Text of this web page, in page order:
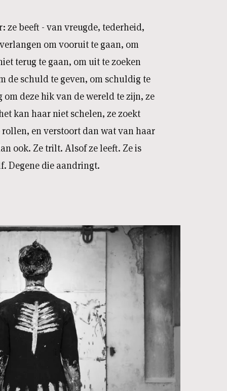
ze beeft - van vreugde, tederheid,
om vooruit te gaan, om
terug te gaan, om uit te zoeken
de schuld te geven, om schuldig te
deze hik van de wereld te zijn, ze
kan haar niet schelen, ze zoekt
rollen, en verstoort dan wat van haar
ook. Ze trilt. Alsof ze leeft. Ze is
Degene die aandringt.